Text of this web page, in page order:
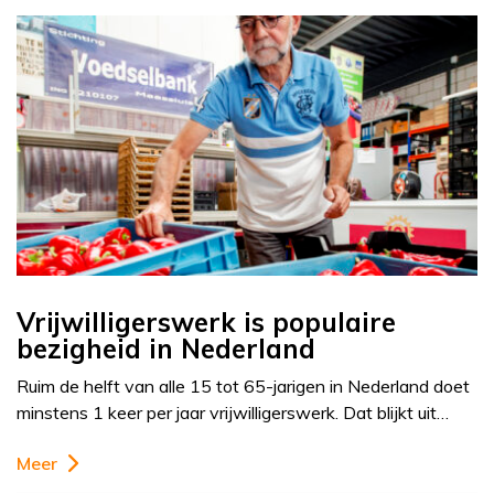
Vrijwilligerswerk is populaire
bezigheid in Nederland
Ruim de helft van alle 15 tot 65-jarigen in Nederland doet
minstens 1 keer per jaar vrijwilligerswerk. Dat blijkt uit…
Meer